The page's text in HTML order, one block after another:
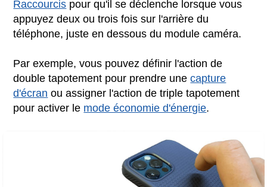
Raccourcis pour qu'il se déclenche lorsque vous
appuyez deux ou trois fois sur l'arrière du
téléphone, juste en dessous du module caméra.
Par exemple, vous pouvez définir l'action de
double tapotement pour prendre unecapture
d'écran ou assigner l'action de triple tapotement
pour activer le mode économie d'énergie.